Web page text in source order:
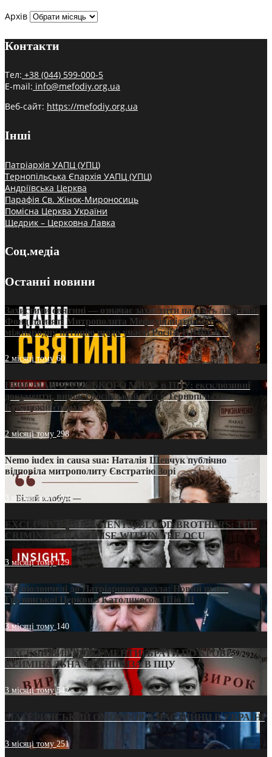
Архів
Контакти
Тел: +38 (044) 599-000-5
E-mail: info@mefodiy.org.ua
Веб-сайт: https://mefodiy.org.ua
Інші
Патріархія УАПЦ (УПЦ)
Тернопільська Єпархія УАПЦ (УПЦ)
Андріївська Церква
Парафія Св. Жінок-Мироносиць
Помісна Церква України
Щедрик – Церковна Лавка
Соц.медіа
Останні новини
Захистити святині — означає захистити пам’ять людства:
Фонд пам’яті Митрополита Мефодія підтримує
міжнародну петицію щодо участі Росії в ЮНЕСКО
2 місяці тому60
ПРИСМАК «РУССЬКОГО МІРА» в ПЦУ: ексклюзивні
документи, вирок і російський слід у Тернопільсько-
Бучацькій єпархії
2 місяці тому 298
Nemo iudex in causa sua: Наталія Шевчук публічно
відповіла митрополиту Євстратію Зорі
3 місяці тому214
EXCLUSIVE (DOCUMENTS)/BLOOD BROTHERS: THE
CRIMINAL FRANCHISE WITHIN THE OCU
3 місяці тому129
Від віолончелі до Патріаршого жезла: Новий шлях
Грузинської Церкви з Католикосом Шіо III
3 місяці тому 140
ЕКСКЛЮЗИВ (ДОКУМЕНТИ)/БРАТИ ПО КРОВІ:
КРИМІНАЛЬНА ФРАНШИЗА В ПЦУ
3 місяці тому542
МАТЕРИНСЬКИЙ ОМОРФОР В ЧАС ВІЙНИ В УКРАЇНІ
3 місяці тому251